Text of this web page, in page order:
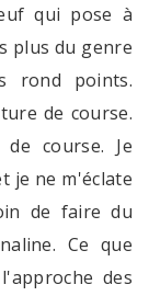
qui pose à
plus du genre
rond points.
de course.
course. Je
je ne m'éclate
de faire du
Ce que
des